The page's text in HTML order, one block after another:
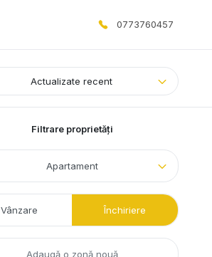
0773760457
Actualizate recent
Filtrare proprietăți
Apartament
Vânzare Închiriere